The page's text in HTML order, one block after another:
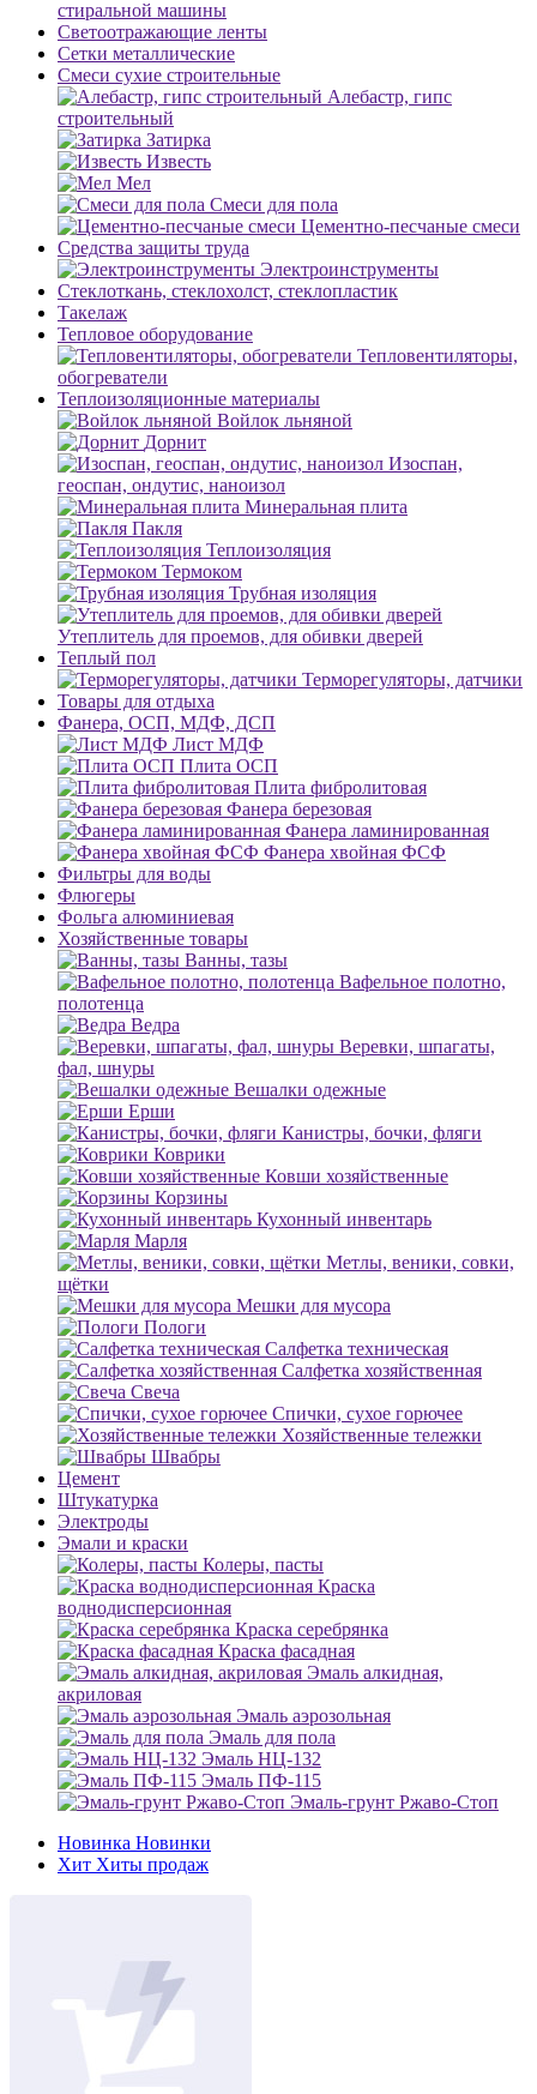
стиральной машины
Светоотражающие ленты
Сетки металлические
Смеси сухие строительные
Алебастр, гипс
строительный
Затирка
Известь
Мел
Смеси для пола
Цементно-песчаные смеси
Средства защиты труда
Электроинструменты
Стеклоткань, стеклохолст, стеклопластик
Такелаж
Тепловое оборудование
Тепловентиляторы,
обогреватели
Теплоизоляционные материалы
Войлок льняной
Дорнит
Изоспан,
геоспан, ондутис, наноизол
Минеральная плита
Пакля
Теплоизоляция
Термоком
Трубная изоляция
Утеплитель для проемов, для обивки дверей
Теплый пол
Терморегуляторы, датчики
Товары для отдыха
Фанера, ОСП, МДФ, ДСП
Лист МДФ
Плита ОСП
Плита фибролитовая
Фанера березовая
Фанера ламинированная
Фанера хвойная ФСФ
Фильтры для воды
Флюгеры
Фольга алюминиевая
Хозяйственные товары
Ванны, тазы
Вафельное полотно,
полотенца
Ведра
Веревки, шпагаты,
фал, шнуры
Вешалки одежные
Ерши
Канистры, бочки, фляги
Коврики
Ковши хозяйственные
Корзины
Кухонный инвентарь
Марля
Метлы, веники, совки,
щётки
Мешки для мусора
Пологи
Салфетка техническая
Салфетка хозяйственная
Свеча
Спички, сухое горючее
Хозяйственные тележки
Швабры
Цемент
Штукатурка
Электроды
Эмали и краски
Колеры, пасты
Краска
воднодисперсионная
Краска серебрянка
Краска фасадная
Эмаль алкидная,
акриловая
Эмаль аэрозольная
Эмаль для пола
Эмаль НЦ-132
Эмаль ПФ-115
Эмаль-грунт Ржаво-Стоп
Новинка Новинки
Хит Хиты продаж